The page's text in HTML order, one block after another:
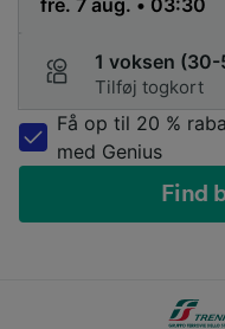
1 voksen (30-
Tilføj togkort
Få op til 20 %
med Genius
Find